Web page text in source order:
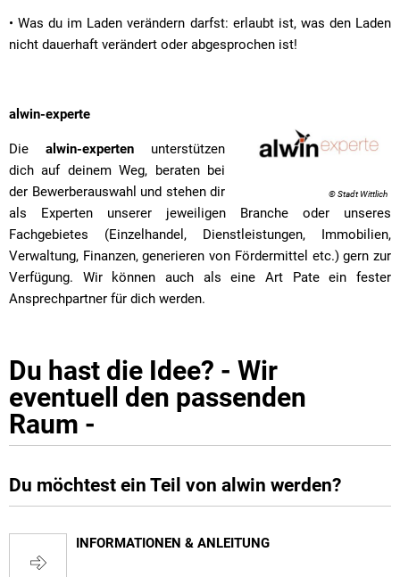
• Was du im Laden verändern darfst: erlaubt ist, was den Laden
nicht dauerhaft verändert oder abgesprochen ist!
© Stadt Wittlich
alwin-experte
Die alwin-experten unterstützen
dich auf deinem Weg, beraten bei
der Bewerberauswahl und stehen dir
als Experten unserer jeweiligen Branche oder unseres
Fachgebietes (Einzelhandel, Dienstleistungen, Immobilien,
Verwaltung, Finanzen, generieren von Fördermittel etc.) gern zur
Verfügung. Wir können auch als eine Art Pate ein fester
Ansprechpartner für dich werden.
Du hast die Idee? - Wir
eventuell den passenden
Raum -
Du möchtest ein Teil von alwin werden?
INFORMATIONEN & ANLEITUNG